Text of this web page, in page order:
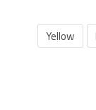
Yellow